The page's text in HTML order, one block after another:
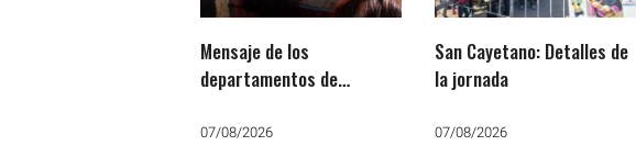
Mensaje de los
departamentos de
Paz por San Cayetano:
07/08/2026
San Cayetano: Detalles de
la jornada
07/08/2026